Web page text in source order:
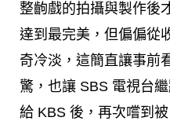
整齣戲的拍攝與製作後
達到最完美，但偏偏從
奇冷淡，這簡直讓事前
驚，也讓 SBS 電視台
給 KBS 後，再次嚐到